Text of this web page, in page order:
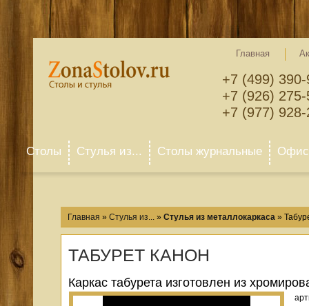
Главная
+7 (499)
+7 (926)
+7 (977)
Столы Стулья из... Столы журнальные
Главная » Стулья из... » Стулья из металлокаркаса »
ТАБУРЕТ КАНОН
Каркас табурета изготовлен из